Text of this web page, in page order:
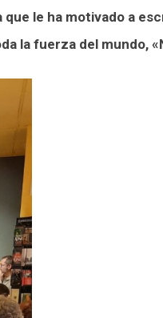
le ha motivado a
la fuerza del mundo,